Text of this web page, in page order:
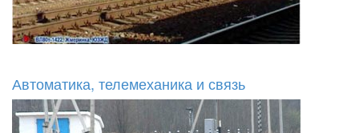
Автоматика, телемеханика и связь